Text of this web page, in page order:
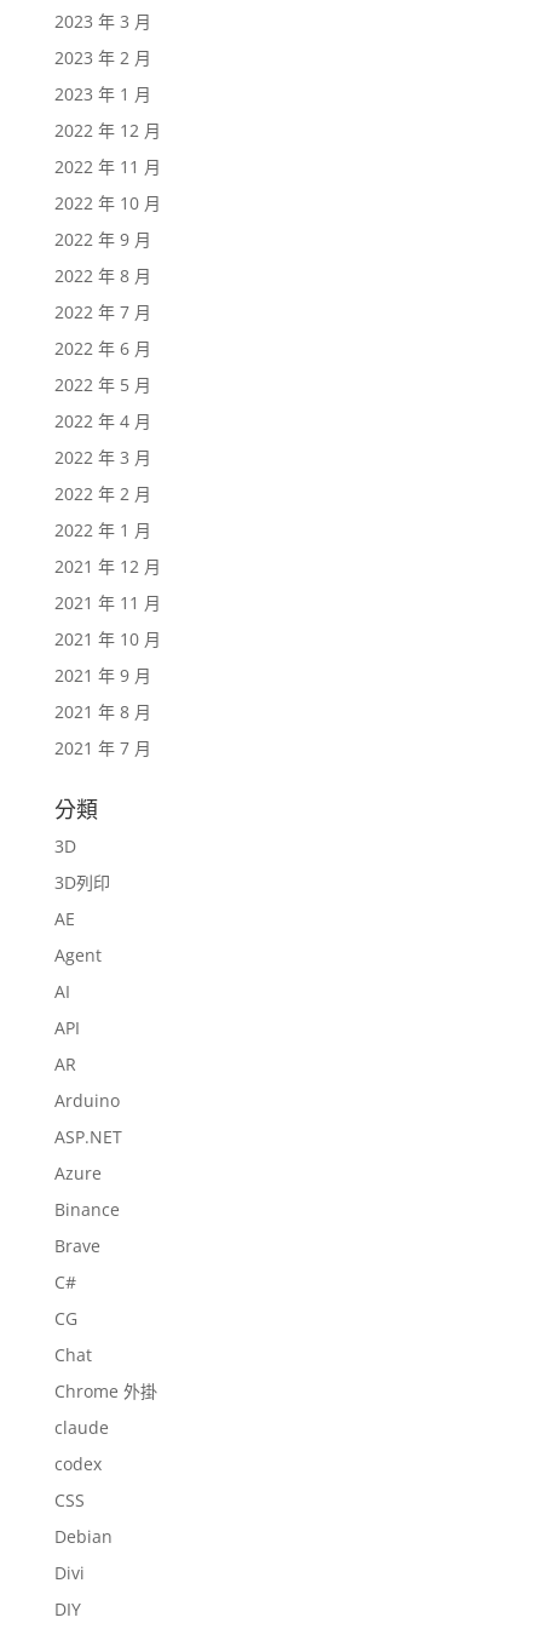
2023 年 3 月
2023 年 2 月
2023 年 1 月
2022 年 12 月
2022 年 11 月
2022 年 10 月
2022 年 9 月
2022 年 8 月
2022 年 7 月
2022 年 6 月
2022 年 5 月
2022 年 4 月
2022 年 3 月
2022 年 2 月
2022 年 1 月
2021 年 12 月
2021 年 11 月
2021 年 10 月
2021 年 9 月
2021 年 8 月
2021 年 7 月
分類
3D
3D列印
AE
Agent
AI
API
AR
Arduino
ASP.NET
Azure
Binance
Brave
C#
CG
Chat
Chrome 外掛
claude
codex
CSS
Debian
Divi
DIY